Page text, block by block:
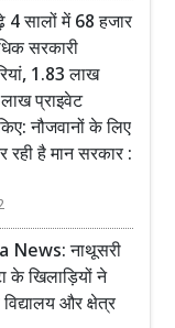
4 सालों में 68 हजार
सरकारी
1.83 लाख
प्राइवेट
नौजवानों के लिए
है मान सरकार :
News: नाथूसरी
के खिलाड़ियों ने
और क्षेत्र